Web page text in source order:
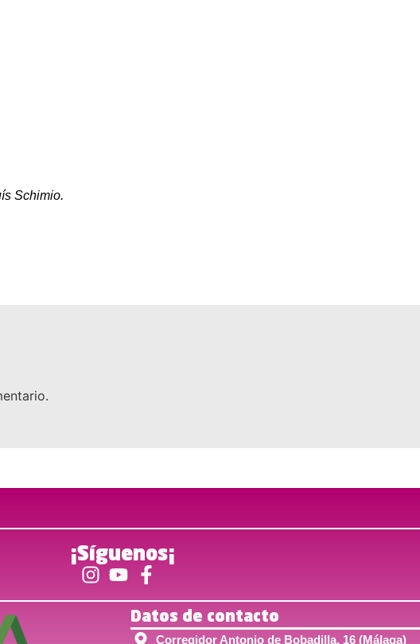
Schimio.
¡Síguenos¡
Datos de contacto
Corregidor Antonio de Bobadilla, 16 (Málaga)